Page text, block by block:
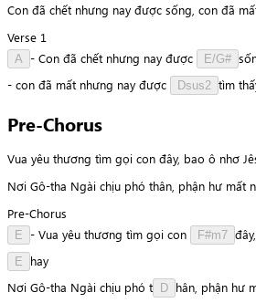
Con đã chết nhưng nay được sống, con đã
Verse 1
A - Con đã chết nhưng nay được E/G# số
- con đã mất nhưng nay được Dsus2 tìm
Pre-Chorus
Vua yêu thương tìm gọi con đây, bao ô nhơ
Nơi Gô-tha Ngài chịu phó thân, phận hư mất
Pre-Chorus
E - Vua yêu thương tìm gọi con F#m7 đây,
E hay
Nơi Gô-tha Ngài chịu phó t D hân phận hư